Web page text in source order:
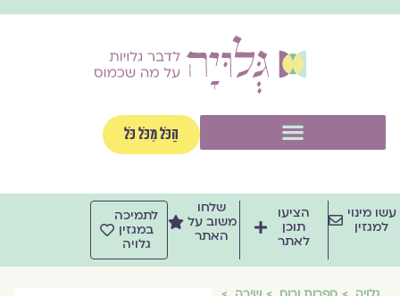
הַכֹּל מִכֹּל כֹּל
מינוי
למגזין
הציעו
תוכן
לאתר
שלחו
משוב על
האתר
לתמיכה
במגזין
גלויה